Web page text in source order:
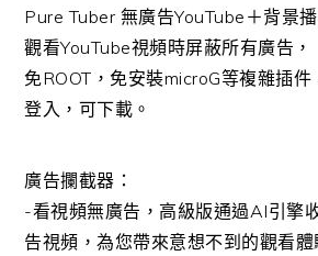
Pure Tuber 無廣告YouTube＋背景
觀看YouTube視頻時屏蔽所有廣告，
免ROOT，免安裝microG等複雜插件
登入，可下載。
廣告攔截器：
-看視頻無廣告，高級版通過AI引擎
告視頻，為您帶來意想不到的觀看體